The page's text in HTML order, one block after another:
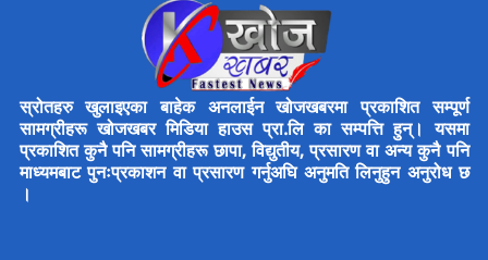
स्रोतहरु खुलाइएका बाहेक अनलाईन खोजखबरमा प्रकाशित सम्पूर्ण
सामग्रीहरू खोजखबर मिडिया हाउस प्रा.लि का सम्पत्ति हुन्। यसमा
प्रकाशित कुनै पनि सामग्रीहरू छापा, विद्युतीय, प्रसारण वा अन्य कुनै पनि
माध्यमबाट पुनःप्रकाशन वा प्रसारण गर्नुअघि अनुमति लिनुहुन अनुरोध छ
।